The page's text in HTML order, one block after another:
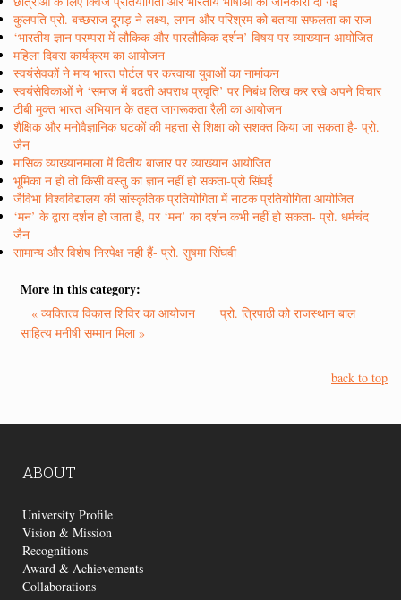
कुलपति प्रो. बच्छराज दूगड़ ने लक्ष्य, लगन और परिश्रम को बताया सफलता का राज
‘भारतीय ज्ञान परम्परा में लौकिक और पारलौकिक दर्शन’ विषय पर व्याख्यान आयोजित
महिला दिवस कार्यक्रम का आयोजन
स्वयंसेवकों ने माय भारत पोर्टल पर करवाया युवाओं का नामांकन
स्वयंसेविकाओं ने ‘समाज में बढती अपराध प्रवृति’ पर निबंध लिख कर रखे अपने विचार
टीबी मुक्त भारत अभियान के तहत जागरूकता रैली का आयोजन
शैक्षिक और मनोवैज्ञानिक घटकों की महत्ता से शिक्षा को सशक्त किया जा सकता है- प्रो.
जैन
मासिक व्याख्यानमाला में वितीय बाजार पर व्याख्यान आयोजित
भूमिका न हो तो किसी वस्तु का ज्ञान नहीं हो सकता-प्रो सिंघई
जैविभा विश्वविद्यालय की सांस्कृतिक प्रतियोगिता में नाटक प्रतियोगिता आयोजित
‘मन’ के द्वारा दर्शन हो जाता है, पर ‘मन’ का दर्शन कभी नहीं हो सकता- प्रो. धर्मचंद
जैन
सामान्य और विशेष निरपेक्ष नही हैं- प्रो. सुषमा सिंघवी
More in this category:
« व्यक्तित्व विकास शिविर का आयोजन
प्रो. त्रिपाठी को राजस्थान बाल
साहित्य मनीषी सम्मान मिला »
back to top
ABOUT
University Profile
Vision & Mission
Recognitions
Award & Achievements
Collaborations